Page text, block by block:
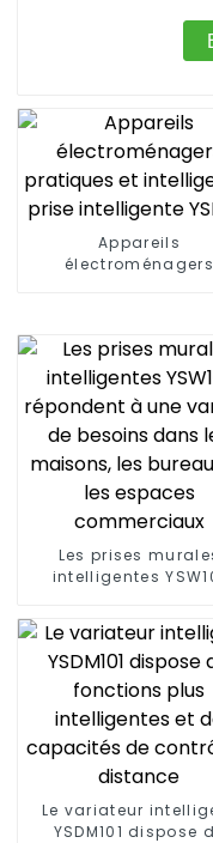
Appareils
électroménagers
Les prises
intelligentes
maisons, les
les espaces
commerciaux
Le variateur
YSDM101 dispose